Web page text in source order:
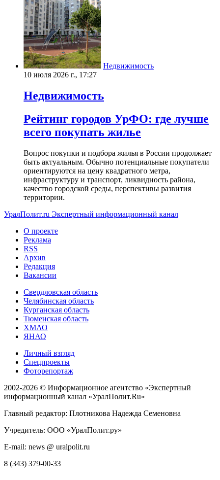
Недвижимость
10 июля 2026 г., 17:27
Недвижимость
Рейтинг городов УрФО: где лучше
всего покупать жилье
Вопрос покупки и подбора жилья в России продолжает
быть актуальным. Обычно потенциальные покупатели
ориентируются на цену квадратного метра,
инфраструктуру и транспорт, ликвидность района,
качество городской среды, перспективы развития
территории.
УралПолит.ru Экспертный информационный канал
О проекте
Реклама
RSS
Архив
Редакция
Вакансии
Свердловская область
Челябинская область
Курганская область
Тюменская область
ХМАО
ЯНАО
Личный взгляд
Спецпроекты
Фоторепортаж
2002-2026 © Информационное агентство «Экспертный
информационный канал «УралПолит.Ru»
Главный редактор: Плотникова Надежда Семеновна
Учредитель: ООО «УралПолит.ру»
E-mail: news @ uralpolit.ru
8 (343) 379-00-33